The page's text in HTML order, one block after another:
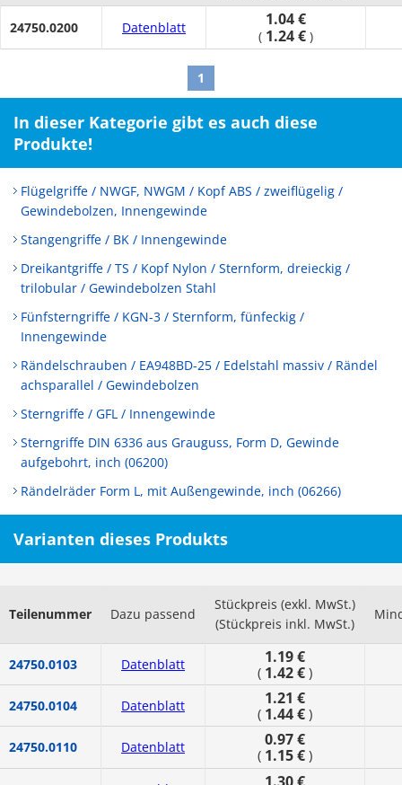
24750.0200 Datenblatt 1.04 €
( 1.24 € )
1
In dieser Kategorie gibt es auch diese
Produkte!
Flügelgriffe / NWGF, NWGM / Kopf ABS / zweiflügelig /
Gewindebolzen, Innengewinde
Stangengriffe / BK / Innengewinde
Dreikantgriffe / TS / Kopf Nylon / Sternform, dreieckig /
trilobular / Gewindebolzen Stahl
Fünfsterngriffe / KGN-3 / Sternform, fünfeckig /
Innengewinde
Rändelschrauben / EA948BD-25 / Edelstahl massiv / Rändel
achsparallel / Gewindebolzen
Sterngriffe / GFL / Innengewinde
Sterngriffe DIN 6336 aus Grauguss, Form D, Gewinde
aufgebohrt, inch (06200)
Rändelräder Form L, mit Außengewinde, inch (06266)
Varianten dieses Produkts
Teilenummer Dazu passend
Stückpreis (exkl. MwSt.)
(Stückpreis inkl. MwSt.)
24750.0103 Datenblatt 1.19 €
( 1.42 € )
24750.0104 Datenblatt 1.21 €
( 1.44 € )
24750.0110 Datenblatt 0.97 €
( 1.15 € )